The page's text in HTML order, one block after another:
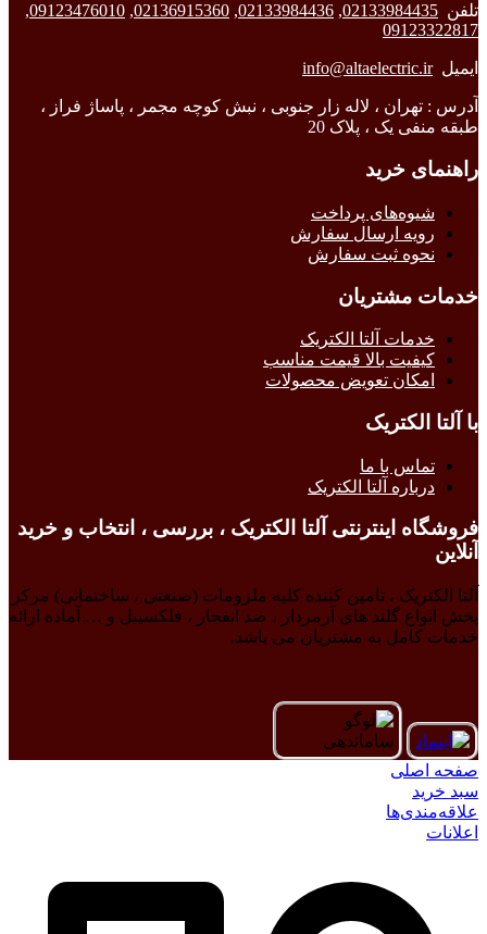
تلفن 02133984435
,
02133984436
,
02136915360
,
09123476010
,
09123322817
ایمیلinfo@altaelectric.ir
آدرس : تهران ، لاله زار جنوبی ، نبش کوچه مجمر ، پاساژ فراز ،
طبقه منفی یک ، پلاک 20
راهنمای خرید
شیوه‌های پرداخت
رویه ارسال سفارش
نحوه ثبت سفارش
خدمات مشتریان
خدمات آلتا الکتریک
کیفیت بالا قیمت مناسب
امکان تعویض محصولات
با آلتا الکتریک
تماس با ما
درباره آلتا الکتریک
فروشگاه اینترنتی آلتا الکتریک ، بررسی ، انتخاب و خرید
آنلاین
آلتا الکتریک ، تامین کننده کلیه ملزومات (صنعتی ، ساختمانی) مرکز
پخش انواع گلند های آرمردار ، ضد انفجار ، فلکسیبل و … آماده ارائه
خدمات کامل به مشتریان می باشد.
صفحه اصلی
سبد خرید
علاقه‌مندی‌ها
اعلانات